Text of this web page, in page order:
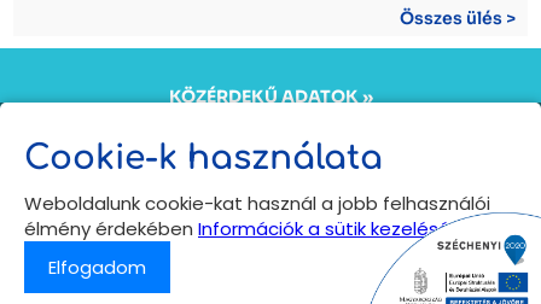
Összes ülés >
Cookie-k használata
Weboldalunk cookie-kat használ a jobb felhasználói
élmény érdekében Információk a sütik kezeléséről
Elfogadom
KÖZÉRDEKŰ ADATOK »
ÖNKORMÁNYZATI INTÉZMÉNYEK ADATKEZELÉSI
TÁJÉKOZTATÓJA »
Copyright © 2024
Bogács település hivatalos honlapja
Minden jog fenntartva